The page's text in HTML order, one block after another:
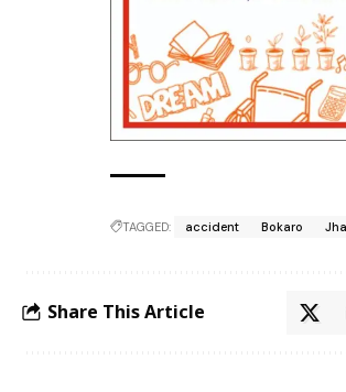
TAGGED: accident Bokaro
Share This Article